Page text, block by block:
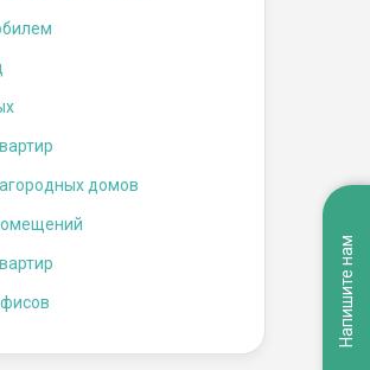
домов
Напишите нам